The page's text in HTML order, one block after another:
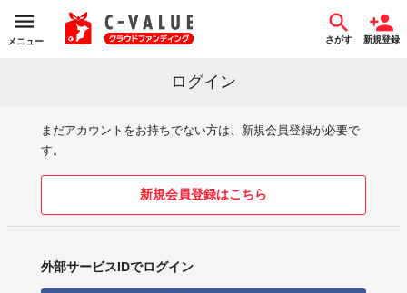
メニュー さがす 新規登録
ログイン
まだアカウントをお持ちでない方は、新規会員登録が必要で
す。
新規会員登録はこちら
外部サービスIDでログイン